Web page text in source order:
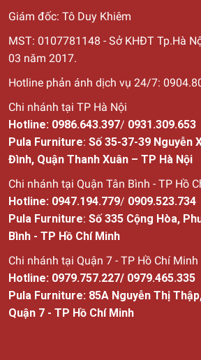
Phân loại ghế thư giãn phụ thuộc
Một số mẫu ghế
đáo, chất lượng chỉ
Furniture
Lựa chọn một chiếc ghế đơn thư
Tuy nhiên, tìm kiếm một chiếc ghế
ứng được yếu tố thẩm mỹ, vừa phải
sản phẩm lại chẳng phải là điều dễ
kiếm một chiếc ghế thư giãn ưng ý
ngay những mẫu ghế ăn khách
Pula Furniture nhé!
Ghế Pacha - Mẫu ghế thư giãn
Giám đốc: Tô Duy Khiêm
MST: 0107781148 - Sở KHĐT Tp.Hà
03 năm 2017.
Hotline phản ánh dịch vụ 24/7:
Chi nhánh tại TP Hà Nội
Hotline: 0986.643.397/ 0931.309.653
Pula Furniture: Số 35-37-39 Nguyễn
Đình, Quận Thanh Xuân – TP Hà Nội
Chi nhánh tại Quận Tân Bình - TP Hồ
Hotline: 0947.194.779/ 0909.523.734
Pula Furniture: Số 335 Cộng Hòa,
Bình - TP Hồ Chí Minh
Chi nhánh tại Quận 7 - TP Hồ Chí Minh
Hotline: 0979.757.227/ 0979.465.335
Pula Furniture: 85A Nguyễn Thị
Quận 7 - TP Hồ Chí Minh